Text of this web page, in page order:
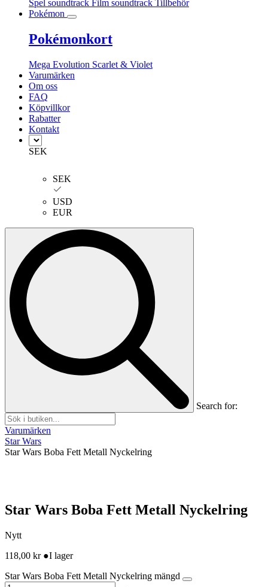
Spel soundtrack Film soundtrack Tillbehör
Pokémon
Pokémonkort
Mega Evolution Scarlet & Violet
Varumärken
Om oss
FAQ
Köpvillkor
Rabatter
Kontakt
SEK
SEK
USD
EUR
Search for:
Varumärken
Star Wars
Star Wars Boba Fett Metall Nyckelring
Star Wars Boba Fett Metall Nyckelring
Nytt
118,00 kr ●I lager
Star Wars Boba Fett Metall Nyckelring mängd